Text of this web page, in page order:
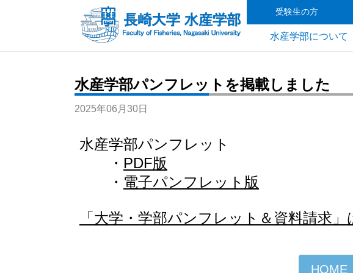
受験生の方
水産学部について
水産学部パンフレットを掲載しました
2025年06月30日
水産学部パンフレット
・ PDF版
・ 電子パンフレット版
「大学・学部パンフレット＆資料請求」
HOME